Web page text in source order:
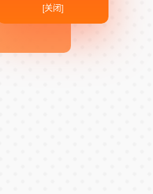
商业
[关闭]